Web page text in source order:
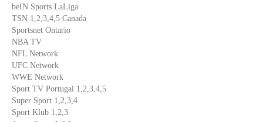
beIN Sports LaLiga
TSN 1,2,3,4,5 Canada
Sportsnet Ontario
NBA TV
NFL Network
UFC Network
WWE Network
Sport TV Portugal 1,2,3,4,5
Super Sport 1,2,3,4
Sport Klub 1,2,3